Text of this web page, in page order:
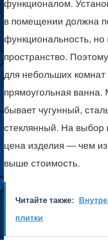
функционалом.
в помещении должна
функциональность, но
пространство.
для небольших
прямоугольная ванна.
бывает чугунный,
стеклянный. На выбор
цена изделия — чем
выше стоимость.
Читайте также:
плитки